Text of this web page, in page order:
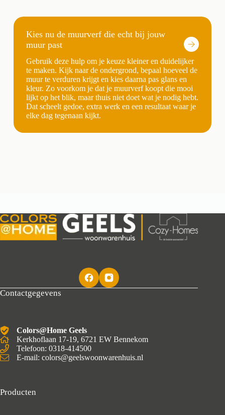
Kies nu de muurverf die echt bij jouw
muur past
Gebruik deze hulp om je keuze kleiner en duidelijker
te maken. Kijk naar de ondergrond, bepaal hoeveel de
muur te verduren krijgt en kies daarna pas glans en
kleur. Zo voorkom je dat je muurverf koopt die mooi
lijkt op het blik, maar thuis niet doet wat je nodig hebt.
Dat scheelt gedoe, extra werk en een resultaat waar je
elke dag tegenaan kijkt.
Contactgegevens
Colors@Home Geels
Kerkhoflaan 17-19, 6721 EW Bennekom
Telefoon: 0318-414500
E-mail: colors@geelswoonwarenhuis.nl
Producten